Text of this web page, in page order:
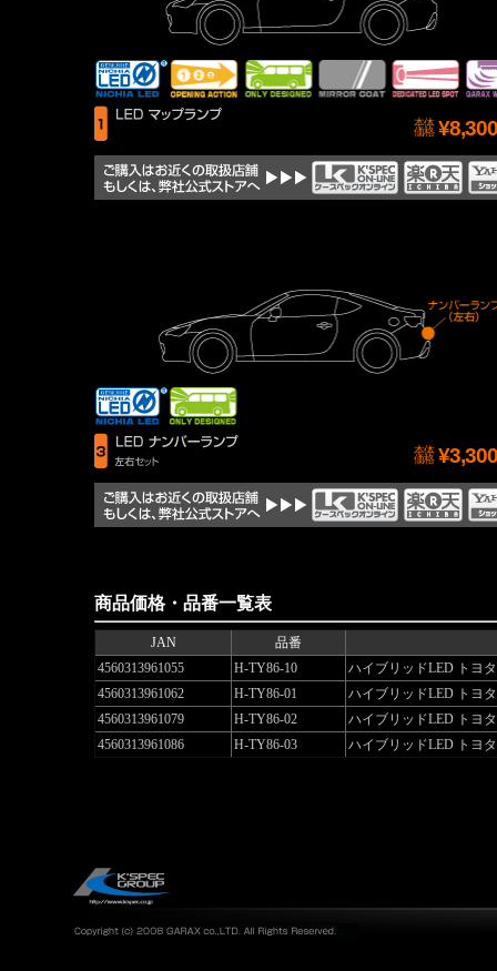
本体
価格 ¥
本体
価格 ¥
商品価格・品番一覧表
JAN
品番
4560313961055
H-TY86-10
ハイブリッドLED トヨ
4560313961062
H-TY86-01
ハイブリッドLED トヨ
4560313961079
H-TY86-02
ハイブリッドLED トヨ
4560313961086
H-TY86-03 ハイブリッドLED トヨ